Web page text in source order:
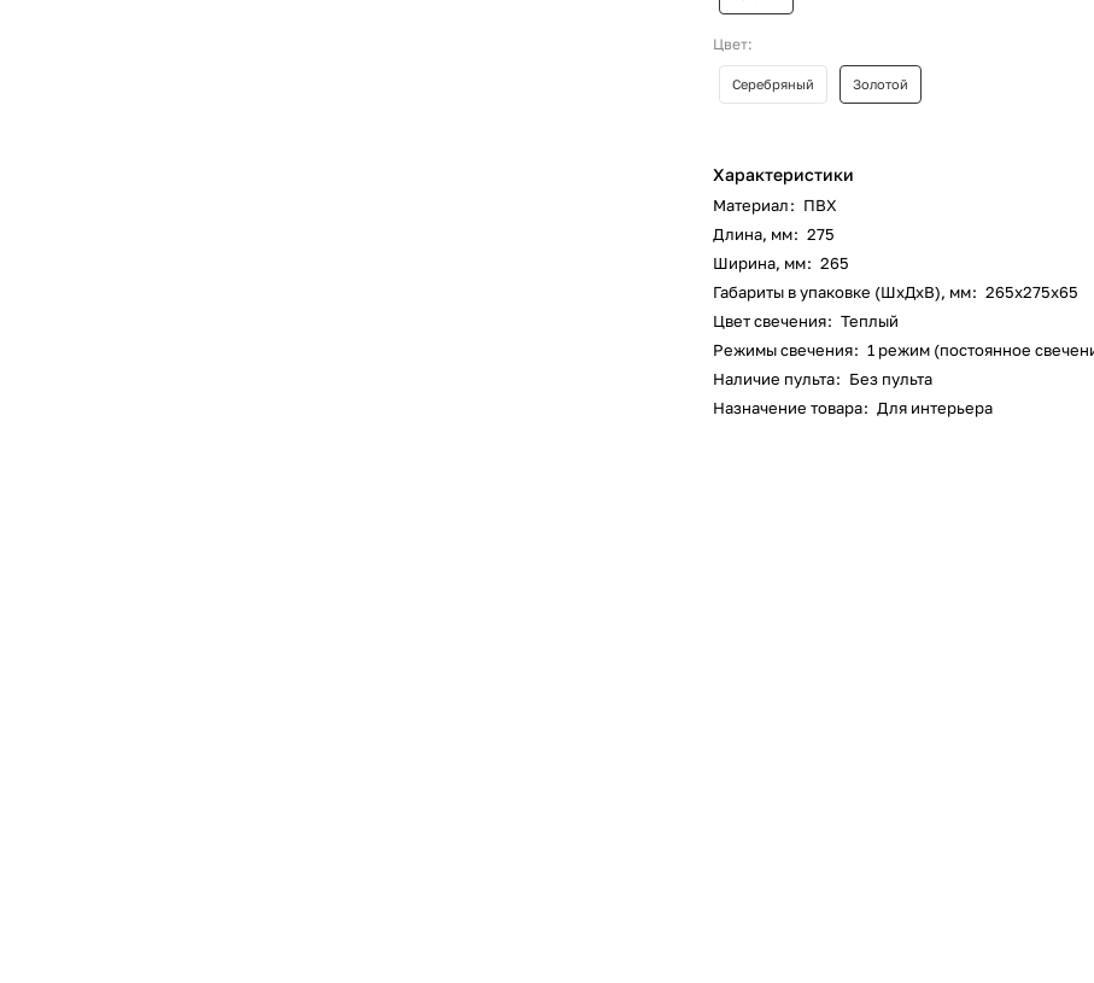
Цвет:
Серебряный Золотой
Характеристики
Материал: ПВХ
Длина, мм: 275
Ширина, мм: 265
Габариты в упаковке (ШхДхВ), мм: 265х275х65
Цвет свечения: Теплый
Режимы свечения: 1 режим (постоянное
Наличие пульта: Без пульта
Назначение товара: Для интерьера